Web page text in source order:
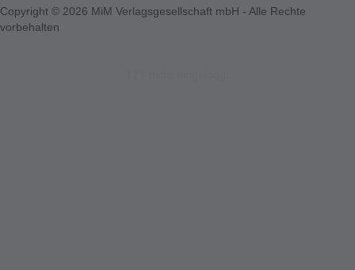
Copyright © 2026 MiM Verlagsgesellschaft mbH - Alle Rechte
vorbehalten